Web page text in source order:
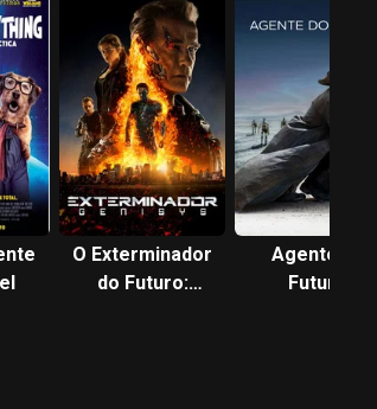
O Exterminador
do Futuro:
Agente do
Futuro